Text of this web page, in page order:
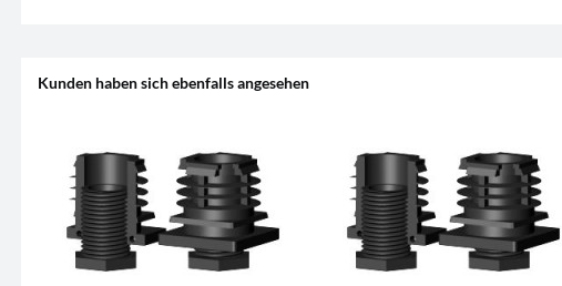
Kunden haben sich ebenfalls angesehen